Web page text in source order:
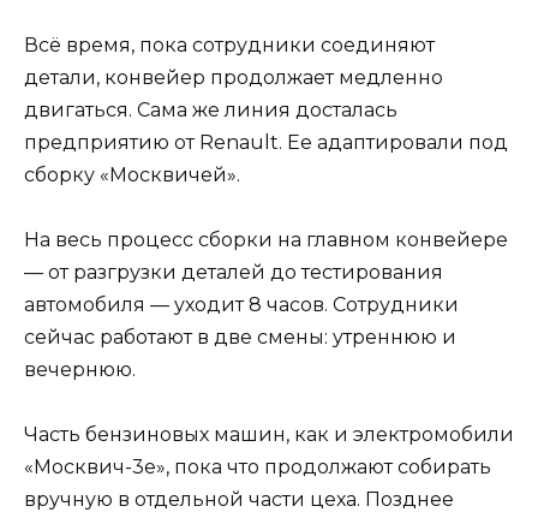
Всё время, пока сотрудники соединяют
детали, конвейер продолжает медленно
двигаться. Сама же линия досталась
предприятию от Renault. Ее адаптировали под
сборку «Москвичей».
На весь процесс сборки на главном конвейере
— от разгрузки деталей до тестирования
автомобиля — уходит 8 часов. Сотрудники
сейчас работают в две смены: утреннюю и
вечернюю.
Часть бензиновых машин, как и электромобили
«Москвич-3е», пока что продолжают собирать
вручную в отдельной части цеха. Позднее